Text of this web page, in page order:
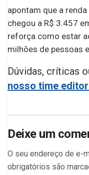
apontam que a
chegou a R$ 3.457
reforça como estar
milhões de pessoas
Dúvidas, críticas
nosso time
Deixe um
O seu endereço de e-
obrigatórios são